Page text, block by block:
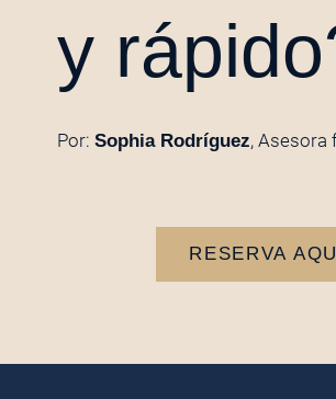
y
Por:Sophia Rodríguez, Asesora
RESERVA